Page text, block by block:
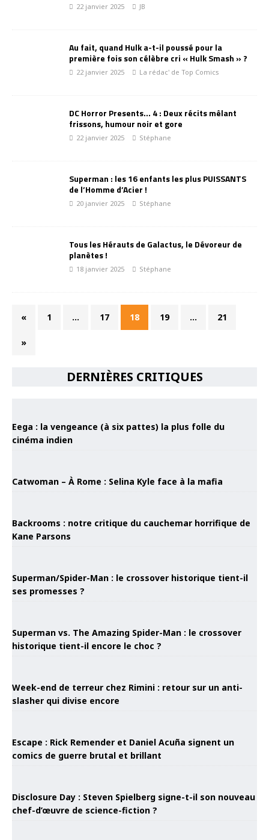
22 janvier 2025 JB
Au fait, quand Hulk a-t-il poussé pour la
première fois son célèbre cri « Hulk Smash » ?
22 janvier 2025 La rédac' de Top Comics
DC Horror Presents… 4 : Deux récits mêlant
frissons, humour noir et gore
22 janvier 2025 Stéphane
Superman : les 16 enfants les plus PUISSANTS
de l’Homme d’Acier !
20 janvier 2025 Stéphane
Tous les Hérauts de Galactus, le Dévoreur de
planètes !
18 janvier 2025 Stéphane
« 1 … 17 18 19 … 21
»
DERNIÈRES CRITIQUES
Eega : la vengeance (à six pattes) la plus folle du
cinéma indien
Catwoman – À Rome : Selina Kyle face à la mafia
Backrooms : notre critique du cauchemar horrifique de
Kane Parsons
Superman/Spider-Man : le crossover historique tient-il
ses promesses ?
Superman vs. The Amazing Spider-Man : le crossover
historique tient-il encore le choc ?
Week-end de terreur chez Rimini : retour sur un anti-
slasher qui divise encore
Escape : Rick Remender et Daniel Acuña signent un
comics de guerre brutal et brillant
Disclosure Day : Steven Spielberg signe-t-il son nouveau
chef-d’œuvre de science-fiction ?